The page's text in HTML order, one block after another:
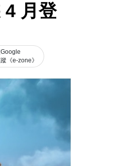
4 月登
《e-zone》